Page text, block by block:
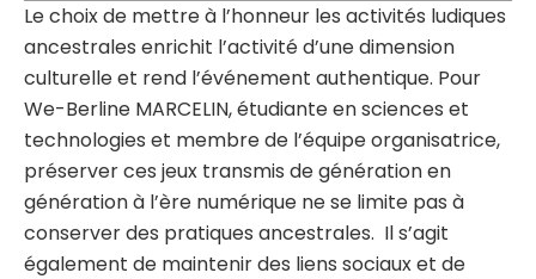
Le choix de mettre à l’honneur les activités ludiques
ancestrales enrichit l’activité d’une dimension
culturelle et rend l’événement authentique. Pour
We-Berline MARCELIN, étudiante en sciences et
technologies et membre de l’équipe organisatrice,
préserver ces jeux transmis de génération en
génération à l’ère numérique ne se limite pas à
conserver des pratiques ancestrales. Il s’agit
également de maintenir des liens sociaux et de